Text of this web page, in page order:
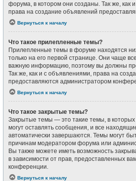
форума, в котором они созданы. Так же, как
права на создание объявлений
Вернуться к началу
Что такое прилепленные темы?
Прилепленные темы в форуме находятся
только на его первой странице. Они чаще
важную информацию, поэтому вы должны
Так же, как и с объявлениями, права на
предоставляются администратором
Вернуться к началу
Что такое закрытые темы?
Закрытые темы — это такие темы, в
могут оставлять сообщения, и все
автоматически завершаются. Темы могут
причинам модератором форума или
Вы также можете иметь возможность
в зависимости от прав, предоставленных
конференции.
Вернуться к началу